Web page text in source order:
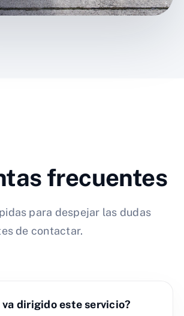
frecuentes
para despejar las dudas
de contactar.
dirigido este servicio?